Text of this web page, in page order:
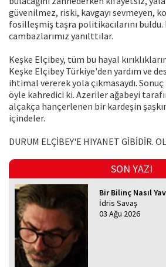
güvenilmez, riski, kavgayı sevmeyen,
fosilleşmiş taşra politikacılarını
cambazlarımız yanılttılar.
Keşke Elçibey, tüm bu hayal
Keşke Elçibey Türkiye'den yardım ve
ihtimal vererek yola çıkmasaydı.
öyle kahredici ki. Azeriler ağabeyi
alçakça hançerlenen bir kardeşin
içindeler.
DURUM ELÇİBEY'E HIYANET GİBİDİR.
SON YAZI
Bir Bilinç Nasıl
İdris Savaş
03 Ağu 2026